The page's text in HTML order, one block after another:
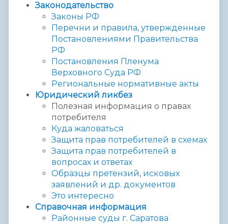
Законодательство
Законы РФ
Перечни и правила, утвержденные
Постановлениями Правительства
РФ
Постановления Пленума
Верховного Суда РФ
Региональные нормативные акты
Юридический ликбез
Полезная информация о правах
потребителя
Куда жаловаться
Защита прав потребителей в схемах
Защита прав потребителей в
вопросах и ответах
Образцы претензий, исковых
заявлений и др. документов
Это интересно
Справочная информация
Районные суды г. Саратова